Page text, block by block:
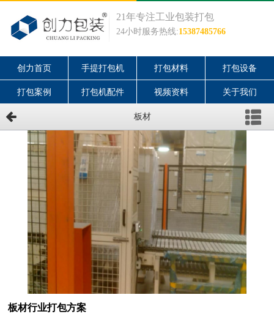
21年专注工业包装打包
24小时服务热线:15387485766
创力首页 手提打包机 打包材料 打包设备
打包案例 打包机配件 视频资料 关于我们
板材
板材行业打包方案